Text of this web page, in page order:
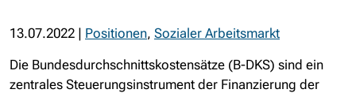
13.07.2022 | Positionen, Sozialer Arbeitsmarkt
Die Bundesdurchschnittskostensätze (B-DKS) sind ein
zentrales Steuerungsinstrument der Finanzierung der